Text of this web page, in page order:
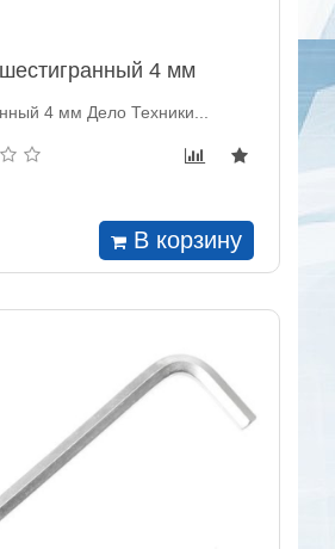
4 мм
4 мм Дело Техники...
В корзину